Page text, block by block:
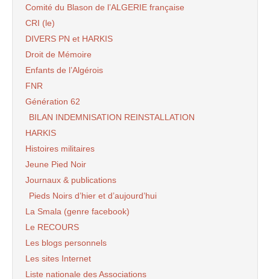
Comité du Blason de l’ALGERIE française
CRI (le)
DIVERS PN et HARKIS
Droit de Mémoire
Enfants de l’Algérois
FNR
Génération 62
BILAN INDEMNISATION REINSTALLATION
HARKIS
Histoires militaires
Jeune Pied Noir
Journaux & publications
Pieds Noirs d’hier et d’aujourd’hui
La Smala (genre facebook)
Le RECOURS
Les blogs personnels
Les sites Internet
Liste nationale des Associations